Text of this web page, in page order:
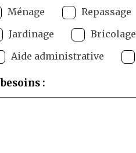
Ménage
Repassage
Jardinage
Bricolage
Aide administrative
: